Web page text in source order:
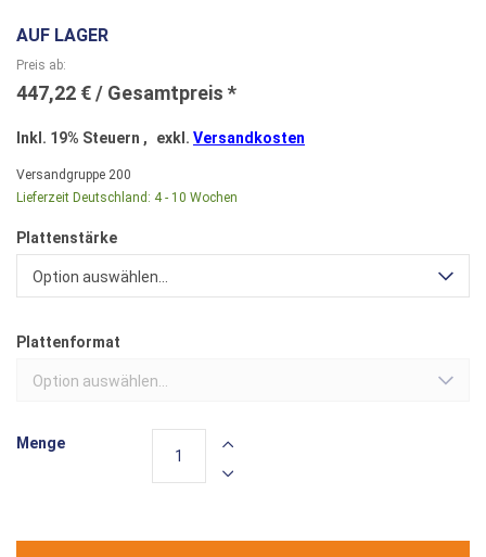
AUF LAGER
Preis ab
447,22 €
Inkl. 19% Steuern , exkl. Versandkosten
Versandgruppe 200
Lieferzeit Deutschland: 4 - 10 Wochen
Plattenstärke
Option auswählen...
Plattenformat
Option auswählen...
Menge